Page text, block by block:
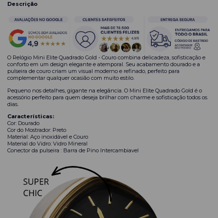
Descrição
O Relógio Mini Elite Quadrado Gold - Couro combina delicadeza, sofisticação e
conforto em um design elegante e atemporal. Seu acabamento dourado e a
pulseira de couro criam um visual moderno e refinado, perfeito para
complementar qualquer ocasião com muito estilo.
Pequeno nos detalhes, gigante na elegância. O Mini Elite Quadrado Gold é o
acessório perfeito para quem deseja brilhar com charme e sofisticação todos os
dias.
Características:
Cor: Dourado
Cor do Mostrador: Preto
Material: Aço inoxidável e Couro
Material do Vidro: Vidro Mineral
Conector da pulseira : Barra de Pino Intercambiavel